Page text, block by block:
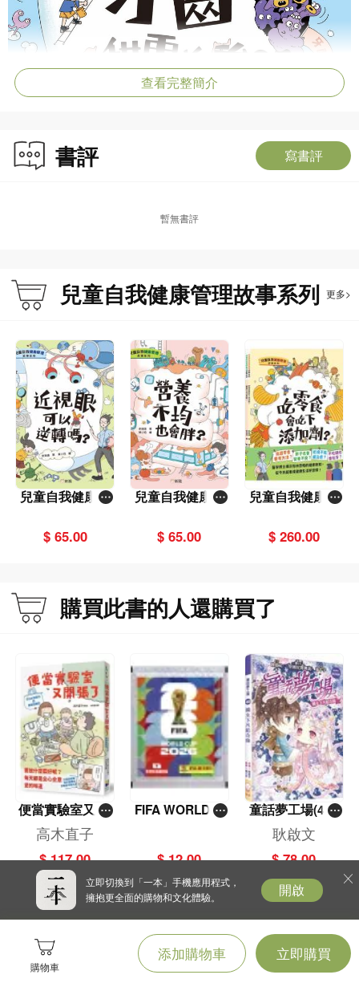
購物車
添加購物車 立即購買
查看完整簡介
書評 寫書評
暫無書評
兒童自我健康管理故事系列 更多>
兒童自我健康管
視眼可以逆轉
$ 65.00
兒童自我健康管
養不均也會胖？
$ 65.00
兒童自我健康管
（一套4冊）
$ 260.00
購買此書的人還購買了
便當實驗室又開
張了——日日和
特別日的菜單挑
戰記
高木直子
$ 117.00
FIFA WORLD C
包）
$ 12.00
童話夢工場(40)
——織女下凡結
奇緣
耿啟文
$ 78.00
立即切換到「一本」手機應用程式，
擁抱更全面的購物和文化體驗。
開啟